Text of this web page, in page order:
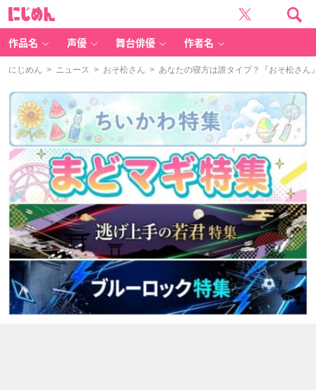
作品名 声優 舞台俳優 作者名
にじめん > ニュース > おそ松さん > あなたの寝方は誰タイプ？『おそ松さん